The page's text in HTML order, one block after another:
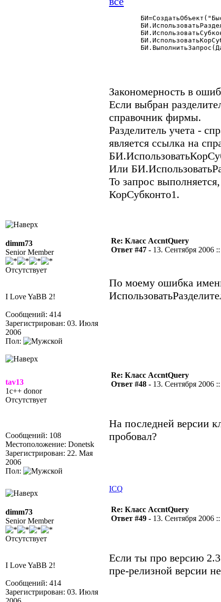
Закономерность в
Если выбран
справочник фирмы.
Разделитель учета -
является ссылка на
Или
То запрос
КорСубконто1.
dimm73
Senior Member
Отсутствует
I Love YaBB 2!
Сообщений: 414
Зарегистрирован: 03. Июля
2006
Пол:
Re: Класс AccntQuery
Ответ #47 - 13. Сентября 2006
По моему ошибка
tav13
1c++ donor
Отсутствует
Сообщений: 108
Местоположение: Donetsk
Зарегистрирован: 22. Мая
2006
Пол:
Re: Класс AccntQuery
Ответ #48 - 13. Сентября 2006
На последней версии
пробовал?
ICQ
dimm73
Senior Member
Отсутствует
I Love YaBB 2!
Сообщений: 414
Зарегистрирован: 03. Июля
Re: Класс AccntQuery
Ответ #49 - 13. Сентября 2006
Если ты про версию
пре-релизной версии